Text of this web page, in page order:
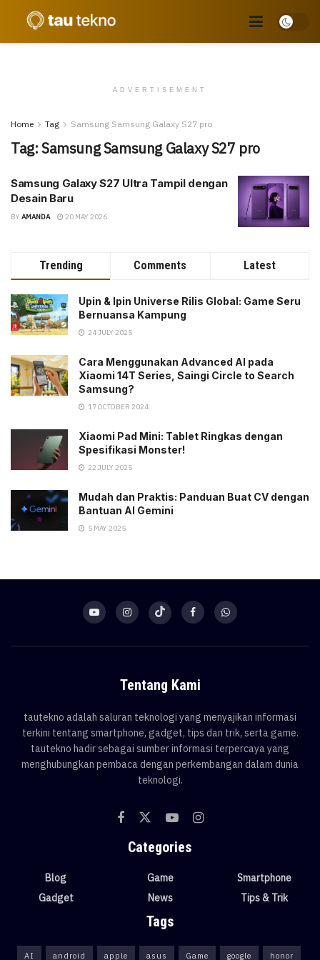
ADVERTISEMENT
Home Tag Samsung Samsung Galaxy S27 pro
Tag:Samsung Samsung Galaxy S27 pro
Samsung Galaxy S27 Ultra Tampil dengan
Desain Baru
BY AMANDA 20 MAY 2026
Trending Comments Latest
Upin & Ipin Universe Rilis Global: Game Seru
Bernuansa Kampung
24 JULY 2025
Cara Menggunakan Advanced AI pada
Xiaomi 14T Series, Saingi Circle to Search
Samsung?
17 OCTOBER 2024
Xiaomi Pad Mini: Tablet Ringkas dengan
Spesifikasi Monster!
22 JULY 2025
Mudah dan Praktis: Panduan Buat CV dengan
Bantuan AI Gemini
5 MAY 2025
Tentang Kami
tautekno adalah saluran teknologi yang menyajikan informasi
terkini tentang smartphone, gadget, tips dan trik, serta game.
tautekno hadir sebagai sumber informasi terpercaya yang
menghubungkan pembaca dengan perkembangan dalam dunia
teknologi.
Categories
Blog
Gadget
Game
News
Smartphone
Tips & Trik
Tags
AI android apple asus Game google honor